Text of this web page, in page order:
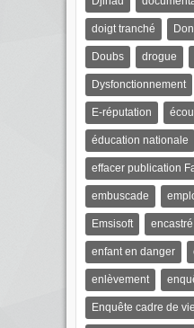
doigt tranché
Doubs drogue
Dysfonctionnement
E-réputation
éducation nationale
effacer publication
embuscade
Emsisoft encastré
enfant en danger
enlèvement
Enquête cadre de